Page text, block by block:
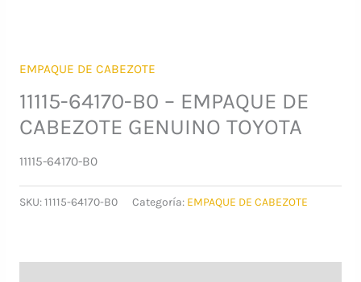
EMPAQUE DE CABEZOTE
11115-64170-B0 – EMPAQUE DE
CABEZOTE GENUINO TOYOTA
11115-64170-B0
SKU:11115-64170-B0 Categoría: EMPAQUE DE CABEZOTE